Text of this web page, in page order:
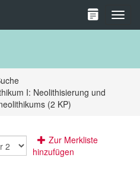
I: Neolithisierung und
(2 KP)
Zur Merkliste
hinzufügen